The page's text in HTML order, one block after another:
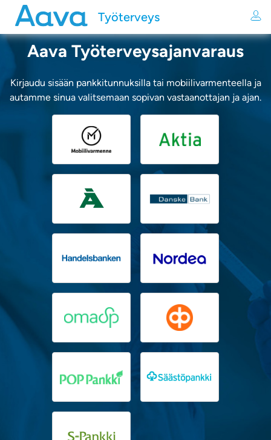
Työterveys
Aava Työterveysajanvaraus
Kirjaudu sisään pankkitunnuksilla tai mobiilivarmenteella ja
autamme sinua valitsemaan sopivan vastaanottajan ja ajan.